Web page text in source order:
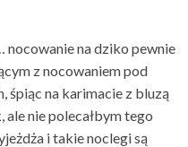
nocowanie na dziko pewnie
z nocowaniem pod
śpiąc na karimacie z bluzą
ale nie polecałbym tego
i takie noclegi są